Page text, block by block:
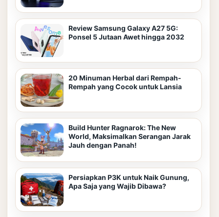
Review Samsung Galaxy A27 5G:
Ponsel 5 Jutaan Awet hingga 2032
20 Minuman Herbal dari Rempah-
Rempah yang Cocok untuk Lansia
Build Hunter Ragnarok: The New
World, Maksimalkan Serangan Jarak
Jauh dengan Panah!
Persiapkan P3K untuk Naik Gunung,
Apa Saja yang Wajib Dibawa?